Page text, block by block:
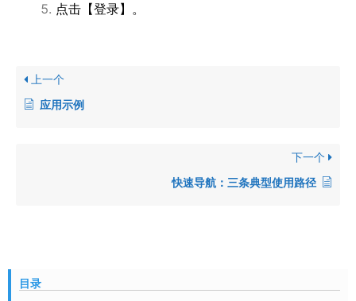
点击【登录】。
上一个
应用示例
下一个
快速导航：三条典型使用路径
目录